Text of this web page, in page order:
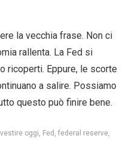
la vecchia frase. Non ci
rallenta. La Fed si
ricoperti. Eppure, le scorte
a salire. Possiamo
questo può finire bene.
oggi Fed federal reserve